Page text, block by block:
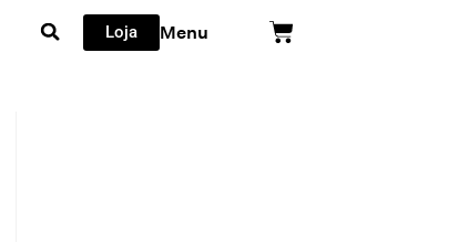
Loja Menu